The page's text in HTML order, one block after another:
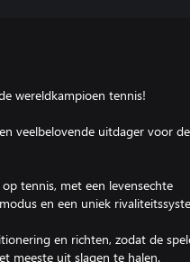
wereldkampioen tennis!
veelbelovende uitdager voor
tennis, met een levensechte
en een uniek
en richten, zodat de
meeste uit slagen te halen.